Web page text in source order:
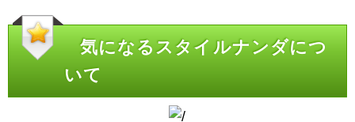
気になるスタイルナンダにつ
いて